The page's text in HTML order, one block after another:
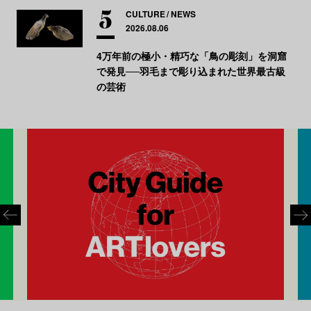
CULTURE NEWS
2026.08.06
4万年前の極小・精巧な「鳥の彫刻」を洞窟
で発見──羽毛まで彫り込まれた世界最古級
の芸術